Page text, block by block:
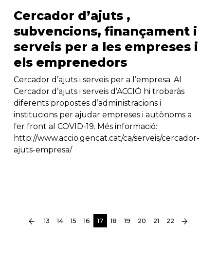
Cercador d’ajuts ,
subvencions, finançament i
serveis per a les empreses i
els emprenedors
Cercador d’ajuts i serveis per a l’empresa. Al
Cercador d’ajuts i serveis d’ACCIÓ hi trobaràs
diferents propostes d’administracions i
institucions per ajudar empreses i autònoms a
fer front al COVID-19. Més informació:
http://www.accio.gencat.cat/ca/serveis/cercador-
ajuts-empresa/
13 14 15 16 17(current)
18 19 20 21 22